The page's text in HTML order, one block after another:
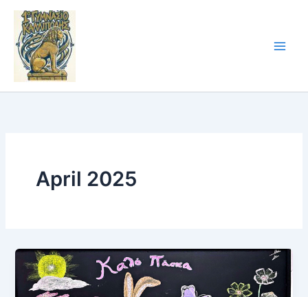
Skip
content
April 2025